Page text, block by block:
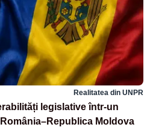
Realitatea din UNPR
legislative într-un
Moldova